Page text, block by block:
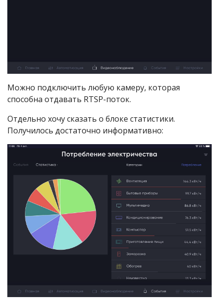
Можно подключить любую камеру, которая
способна отдавать RTSP-поток.
Отдельно хочу сказать о блоке статистики.
Получилось достаточно информативно: